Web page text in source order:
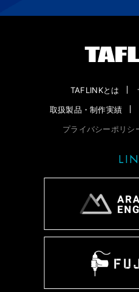
TAFLINKとは
取扱製品・制作実績
プライバシーポリシ